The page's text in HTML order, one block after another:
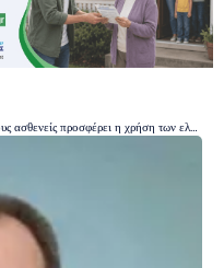
επεμβατικών τεχνικών για την αντιμετώπιση παθήσεων της σπονδυλικής στήλης.